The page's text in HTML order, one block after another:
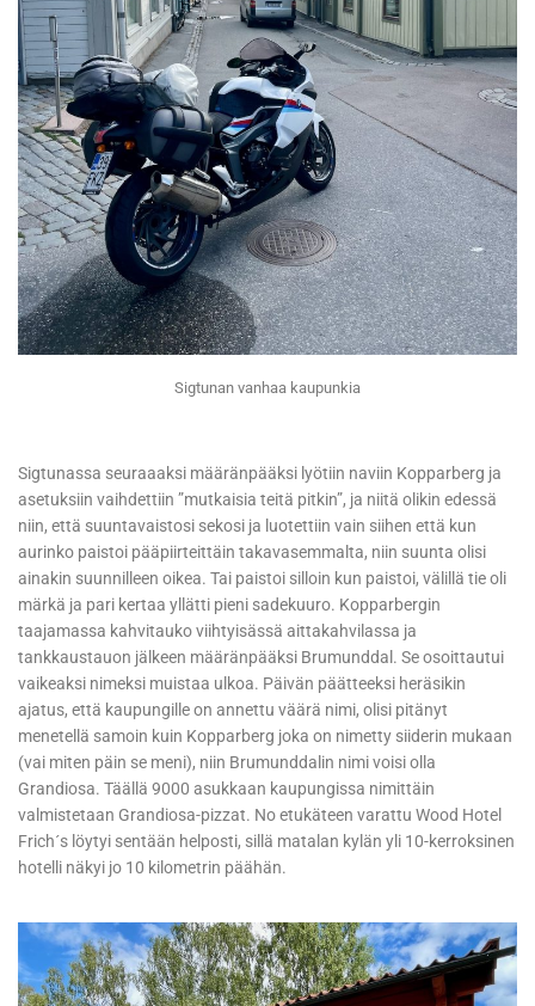
Sigtunan vanhaa kaupunkia
Sigtunassa seuraaaksi määränpääksi lyötiin naviin Kopparberg ja
asetuksiin vaihdettiin ”mutkaisia teitä pitkin”, ja niitä olikin edessä
niin, että suuntavaistosi sekosi ja luotettiin vain siihen että kun
aurinko paistoi pääpiirteittäin takavasemmalta, niin suunta olisi
ainakin suunnilleen oikea. Tai paistoi silloin kun paistoi, välillä tie oli
märkä ja pari kertaa yllätti pieni sadekuuro. Kopparbergin
taajamassa kahvitauko viihtyisässä aittakahvilassa ja
tankkaustauon jälkeen määränpääksi Brumunddal. Se osoittautui
vaikeaksi nimeksi muistaa ulkoa. Päivän päätteeksi heräsikin
ajatus, että kaupungille on annettu väärä nimi, olisi pitänyt
menetellä samoin kuin Kopparberg joka on nimetty siiderin mukaan
(vai miten päin se meni), niin Brumunddalin nimi voisi olla
Grandiosa. Täällä 9000 asukkaan kaupungissa nimittäin
valmistetaan Grandiosa-pizzat. No etukäteen varattu Wood Hotel
Frich´s löytyi sentään helposti, sillä matalan kylän yli 10-kerroksinen
hotelli näkyi jo 10 kilometrin päähän.